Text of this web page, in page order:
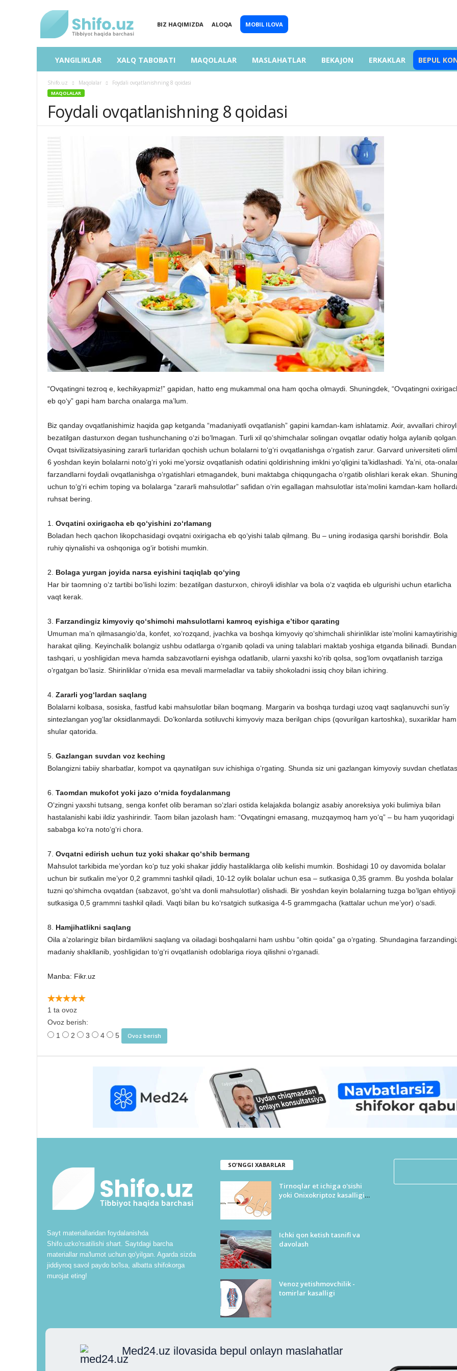
SHIFO.UZ
BIZ HAQIMIZDA ALOQA MOBIL ILOVA
YANGILIKLAR XALQ TABOBATI MAQOLALAR MASLAHATLAR BEKAJON ERKAKLAR BEPUL
Shifo.uz Maqolalar Foydali ovqatlanishning 8 qoidasi
MAQOLALAR
Foydali ovqatlanishning 8 qoidasi
“Ovqatingni tezroq e, kechikyapmiz!” gapidan, hatto eng mukammal ona ham qocha olmaydi. Shuningdek, “Ovqatingni
eb qo‘y” gapi ham barcha onalarga ma’lum.
Biz qanday ovqatlanishimiz haqida gap ketganda “madaniyatli ovqatlanish” gapini kamdan-kam ishlatamiz. Axir, avvallari
bezatilgan dasturxon degan tushunchaning o‘zi bo‘lmagan. Turli xil qo‘shimchalar solingan ovqatlar odatiy holga aylanib
Ovqat tsivilizatsiyasining zararli turlaridan qochish uchun bolalarni to‘g‘ri ovqatlanishga o‘rgatish zarur. Garvard universiteti
6 yoshdan keyin bolalarni noto‘g‘ri yoki me’yorsiz ovqatlanish odatini qoldirishning imklni yo‘qligini ta’kidlashadi. Ya’ni, ota-
farzandlarni foydali ovqatlanishga o‘rgatishlari etmagandek, buni maktabga chiqqungacha o‘rgatib olishlari kerak ekan. Shuning
uchun to‘g‘ri echim toping va bolalarga “zararli mahsulotlar” safidan o‘rin egallagan mahsulotlar ista’molini kamdan-kam
ruhsat bering.
1. Ovqatini oxirigacha eb qo‘yishini zo‘rlamang
Boladan hech qachon likopchasidagi ovqatni oxirigacha eb qo‘yishi talab qilmang. Bu – uning irodasiga qarshi borishdir. Bola
ruhiy qiynalishi va oshqoniga og‘ir botishi mumkin.
2. Bolaga yurgan joyida narsa eyishini taqiqlab qo‘ying
Har bir taomning o‘z tartibi bo‘lishi lozim: bezatilgan dasturxon, chiroyli idishlar va bola o‘z vaqtida eb ulgurishi uchun etarlicha
vaqt kerak.
3. Farzandingiz kimyoviy qo‘shimchi mahsulotlarni kamroq eyishiga e’tibor qarating
Umuman ma’n qilmasangio‘da, konfet, xo‘rozqand, jvachka va boshqa kimyoviy qo‘shimchali shirinliklar iste’molini
harakat qiling. Keyinchalik bolangiz ushbu odatlarga o‘rganib qoladi va uning talablari maktab yoshiga etganda bilinadi. Bundan
tashqari, u yoshligidan meva hamda sabzavotlarni eyishga odatlanib, ularni yaxshi ko‘rib qolsa, sog‘lom ovqatlanish tarziga
o‘rgatgan bo‘lasiz. Shirinliklar o‘rnida esa mevali marmeladlar va tabiiy shokoladni issiq choy bilan ichiring.
4. Zararli yog‘lardan saqlang
Bolalarni kolbasa, sosiska, fastfud kabi mahsulotlar bilan boqmang. Margarin va boshqa turdagi uzoq vaqt saqlanuvchi sun’iy
sintezlangan yog‘lar oksidlanmaydi. Do‘konlarda sotiluvchi kimyoviy maza berilgan chips (qovurilgan kartoshka), suxariklar ham
shular qatorida.
5. Gazlangan suvdan voz keching
Bolangizni tabiiy sharbatlar, kompot va qaynatilgan suv ichishiga o‘rgating. Shunda siz uni gazlangan kimyoviy suvdan
6. Taomdan mukofot yoki jazo o‘rnida foydalanmang
O‘zingni yaxshi tutsang, senga konfet olib beraman so‘zlari ostida kelajakda bolangiz asabiy anoreksiya yoki bulimiya bilan
hastalanishi kabi ildiz yashirindir. Taom bilan jazolash ham: “Ovqatingni emasang, muzqaymoq ham yo‘q” – bu ham yuqoridagi
sababga ko‘ra noto‘g‘ri chora.
7. Ovqatni edirish uchun tuz yoki shakar qo‘shib bermang
Mahsulot tarkibida me’yordan ko‘p tuz yoki shakar jiddiy hastaliklarga olib kelishi mumkin. Boshidagi 10 oy davomida bolalar
uchun bir sutkalin me’yor 0,2 grammni tashkil qiladi, 10-12 oylik bolalar uchun esa – sutkasiga 0,35 gramm. Bu yoshda bolalar
tuzni qo‘shimcha ovqatdan (sabzavot, go‘sht va donli mahsulotlar) olishadi. Bir yoshdan keyin bolalarning tuzga bo‘lgan ehtiyoji
sutkasiga 0,5 grammni tashkil qiladi. Vaqti bilan bu ko‘rsatgich sutkasiga 4-5 grammgacha (kattalar uchun me’yor) o‘sadi.
8. Hamjihatlikni saqlang
Oila a’zolaringiz bilan birdamlikni saqlang va oiladagi boshqalarni ham ushbu “oltin qoida” ga o‘rgating. Shundagina
madaniy shakllanib, yoshligidan to‘g‘ri ovqatlanish odoblariga rioya qilishni o‘rganadi.
Manba: Fikr.uz
1 ta ovoz
Ovoz berish:
1
2 3 4 5
Sayt materiallaridan foydalanishda
Shifo.uzko'rsatilishi shart. Saytdagi barcha
materiallar ma'lumot uchun qo'yilgan. Agarda sizda
jiddiyroq savol paydo bo'lsa, albatta shifokorga
murojat eting!
SO'NGGI XABARLAR
Tirnoqlar et ichiga o'sishi
yoki Onixokriptoz kasalligi
Ichki qon ketish tasnifi va
davolash
Venoz yetishmovchilik -
tomirlar kasalligi
Med24.uz ilovasida bepul onlayn maslahatlar